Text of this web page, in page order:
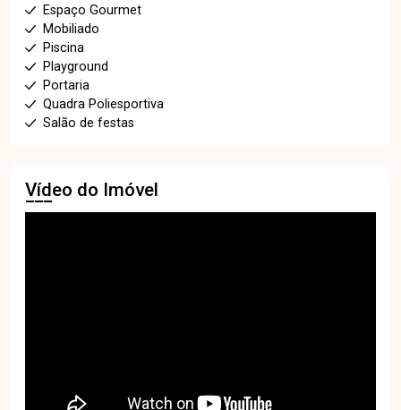
Espaço Gourmet
Mobiliado
Piscina
Playground
Portaria
Quadra Poliesportiva
Salão de festas
Vídeo do Imóvel